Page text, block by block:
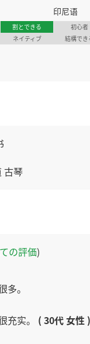
割とできる
ネイティブ
印尼语
初心者
結構でき
古琴
の評価)
。
充实。 ( 30代 女性 )